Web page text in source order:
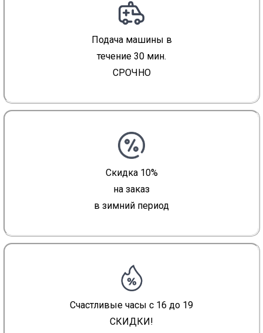
Подача машины в
течение 30 мин.
СРОЧНО
Скидка 10%
на заказ
в зимний период
Счастливые часы с 16 до 19
СКИДКИ!